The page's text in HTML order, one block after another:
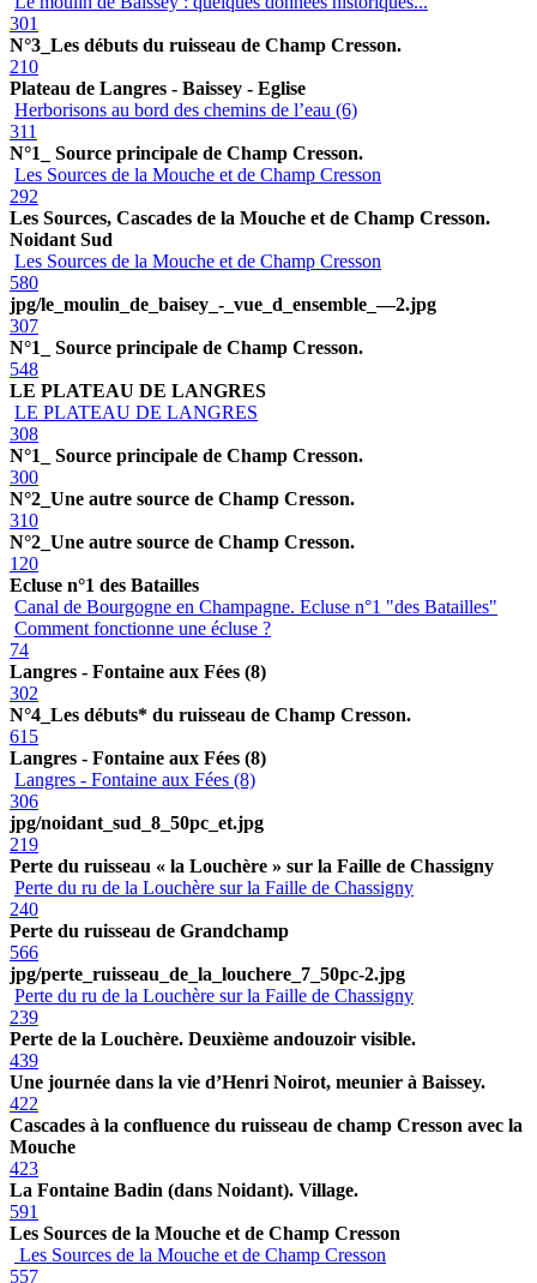
301
N°3_Les débuts du ruisseau de Champ Cresson.
210
Plateau de Langres - Baissey - Eglise
Herborisons au bord des chemins de l’eau (6)
311
N°1_ Source principale de Champ Cresson.
Les Sources de la Mouche et de Champ Cresson
292
Les Sources, Cascades de la Mouche et de Champ Cresson.
Noidant Sud
Les Sources de la Mouche et de Champ Cresson
580
jpg/le_moulin_de_baisey_-_vue_d_ensemble_—2.jpg
307
N°1_ Source principale de Champ Cresson.
548
LE PLATEAU DE LANGRES
LE PLATEAU DE LANGRES
308
N°1_ Source principale de Champ Cresson.
300
N°2_Une autre source de Champ Cresson.
310
N°2_Une autre source de Champ Cresson.
120
Ecluse n°1 des Batailles
Canal de Bourgogne en Champagne. Ecluse n°1 "des Batailles"
Comment fonctionne une écluse ?
74
Langres - Fontaine aux Fées (8)
302
N°4_Les débuts* du ruisseau de Champ Cresson.
615
Langres - Fontaine aux Fées (8)
Langres - Fontaine aux Fées (8)
306
jpg/noidant_sud_8_50pc_et.jpg
219
Perte du ruisseau « la Louchère » sur la Faille de Chassigny
Perte du ru de la Louchère sur la Faille de Chassigny
240
Perte du ruisseau de Grandchamp
566
jpg/perte_ruisseau_de_la_louchere_7_50pc-2.jpg
Perte du ru de la Louchère sur la Faille de Chassigny
239
Perte de la Louchère. Deuxième andouzoir visible.
439
Une journée dans la vie d’Henri Noirot, meunier à Baissey.
422
Cascades à la confluence du ruisseau de champ Cresson avec la
Mouche
423
La Fontaine Badin (dans Noidant). Village.
591
Les Sources de la Mouche et de Champ Cresson
Les Sources de la Mouche et de Champ Cresson
557